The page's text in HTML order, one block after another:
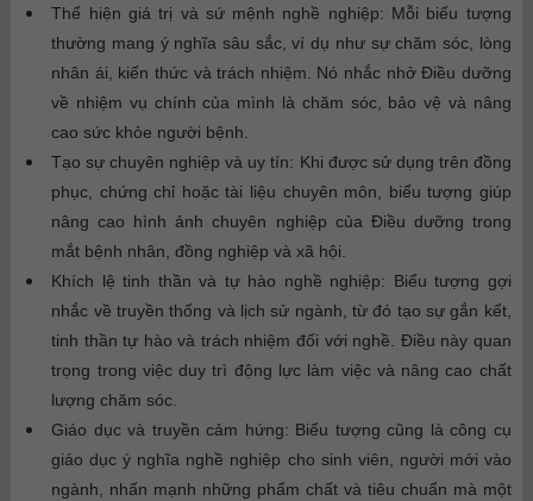
Thể hiện giá trị và sứ mệnh nghề nghiệp: Mỗi biểu tượng
thường mang ý nghĩa sâu sắc, ví dụ như sự chăm sóc, lòng
nhân ái, kiến thức và trách nhiệm. Nó nhắc nhở Điều dưỡng
về nhiệm vụ chính của mình là chăm sóc, bảo vệ và nâng
cao sức khỏe người bệnh.
Tạo sự chuyên nghiệp và uy tín: Khi được sử dụng trên đồng
phục, chứng chỉ hoặc tài liệu chuyên môn, biểu tượng giúp
nâng cao hình ảnh chuyên nghiệp của Điều dưỡng trong
mắt bệnh nhân, đồng nghiệp và xã hội.
Khích lệ tinh thần và tự hào nghề nghiệp: Biểu tượng gợi
nhắc về truyền thống và lịch sử ngành, từ đó tạo sự gắn kết,
tinh thần tự hào và trách nhiệm đối với nghề. Điều này quan
trọng trong việc duy trì động lực làm việc và nâng cao chất
lượng chăm sóc.
Giáo dục và truyền cảm hứng: Biểu tượng cũng là công cụ
giáo dục ý nghĩa nghề nghiệp cho sinh viên, người mới vào
ngành, nhấn mạnh những phẩm chất và tiêu chuẩn mà một